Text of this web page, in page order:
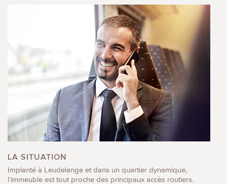
LA SITUATION
Implanté à Leudelange et dans un quartier dynamique,
l’immeuble est tout proche des principaux accès routiers.